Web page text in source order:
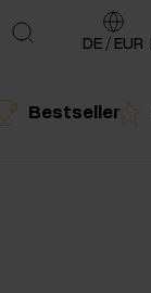
Bestseller
DE / EUR